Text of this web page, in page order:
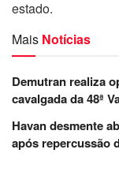
estado.
Mais Notícias
Demutran realiza
cavalgada da 48ª
Havan desmente
após repercussão